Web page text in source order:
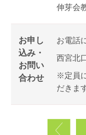
伸芽会
お申し
込み・
お問い
合わせ
お電話
西宮北
※定員
だきま